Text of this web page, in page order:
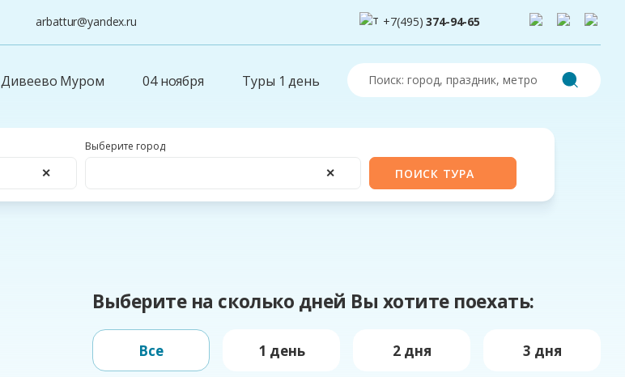
+7(495)374-94-65
arbattur@yandex.ru
Дивеево Муром 04 ноября Туры 1 день
✕
Выберите город
✕ ПОИСК ТУРА
Выберите на сколько дней Вы хотите поехать:
Все 1 день 2 дня 3 дня